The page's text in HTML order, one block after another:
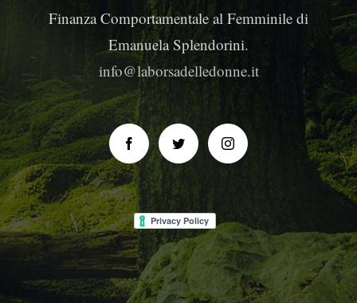
Finanza Comportamentale al Femminile di
Emanuela Splendorini.
info@laborsadelledonne.it